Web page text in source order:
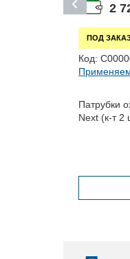
2
ПОД
Код:
Патрубки
Next (к-т 2